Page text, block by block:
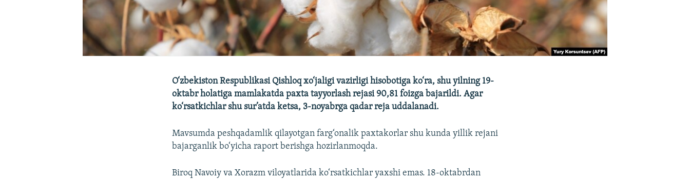
O‘zbekiston Respublikasi Qishloq xo‘jaligi vazirligi hisobotiga ko‘ra, shu yilning 19-
oktabr holatiga mamlakatda paxta tayyorlash rejasi 90,81 foizga bajarildi. Agar
ko‘rsatkichlar shu sur’atda ketsa, 3-noyabrga qadar reja uddalanadi.
Mavsumda peshqadamlik qilayotgan farg‘onalik paxtakorlar shu kunda yillik rejani
bajarganlik bo‘yicha raport berishga hozirlanmoqda.
Biroq Navoiy va Xorazm viloyatlarida ko‘rsatkichlar yaxshi emas. 18-oktabrdan